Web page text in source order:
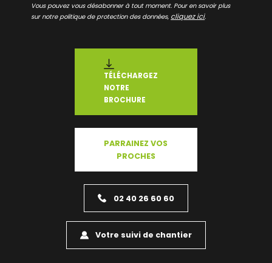
Vous pouvez vous désabonner à tout moment. Pour en savoir plus
sur notre politique de protection des données, cliquez ici.
TÉLÉCHARGEZ
NOTRE
BROCHURE
PARRAINEZ VOS
PROCHES
02 40 26 60 60
Votre suivi de chantier